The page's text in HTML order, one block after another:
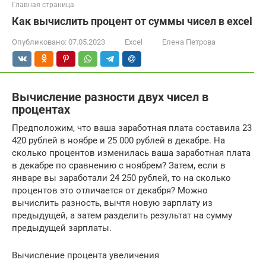
Главная страница
Как вычислить процент от суммы чисел в excel
Опубликовано: 07.05.2023 Excel Елена Петрова
Вычисление разности двух чисел в
процентах
Предположим, что ваша заработная плата составила 23
420 рублей в ноябре и 25 000 рублей в декабре. На
сколько процентов изменилась ваша заработная плата
в декабре по сравнению с ноябрем? Затем, если в
январе вы заработали 24 250 рублей, то на сколько
процентов это отличается от декабря? Можно
вычислить разность, вычтя новую зарплату из
предыдущей, а затем разделить результат на сумму
предыдущей зарплаты.
Вычисление процента увеличения